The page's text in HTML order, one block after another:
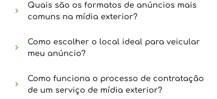
Quais são os formatos de anúncios mais
comuns na mídia exterior?
Como escolher o local ideal para veicular
meu anúncio?
Como funciona o processo de contratação
de um serviço de mídia exterior?